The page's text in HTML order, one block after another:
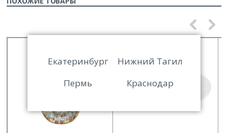
Екатеринбург
Нижний Тагил
Пермь
Краснодар